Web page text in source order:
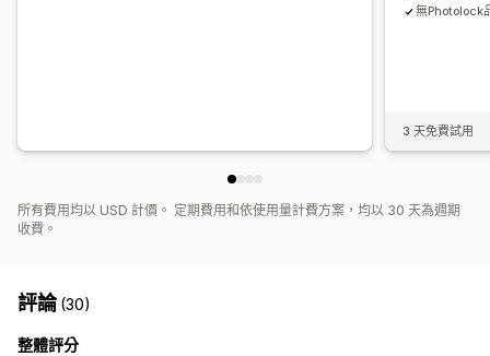
無Photolock
3 天免費試用
所有費用均以 USD 計價。 定期費用和依使用量計費方案，均以 30 天為週期
收費。
評論(30)
整體評分